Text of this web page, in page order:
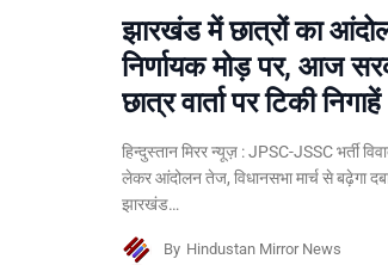
झारखंड में छात्रों का
निर्णायक मोड़ पर, आज
छात्र वार्ता पर टिकी निगाहें
हिन्दुस्तान मिरर न्यूज़ : JPSC-JSSC भर्ती
लेकर आंदोलन तेज, विधानसभा मार्च से बढ़ेगा
झारखंड…
By Hindustan Mirror News